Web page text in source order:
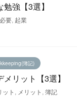
強【3選】
必要, 起業
簿記)
リット【3選】
ット , メリット , 簿記